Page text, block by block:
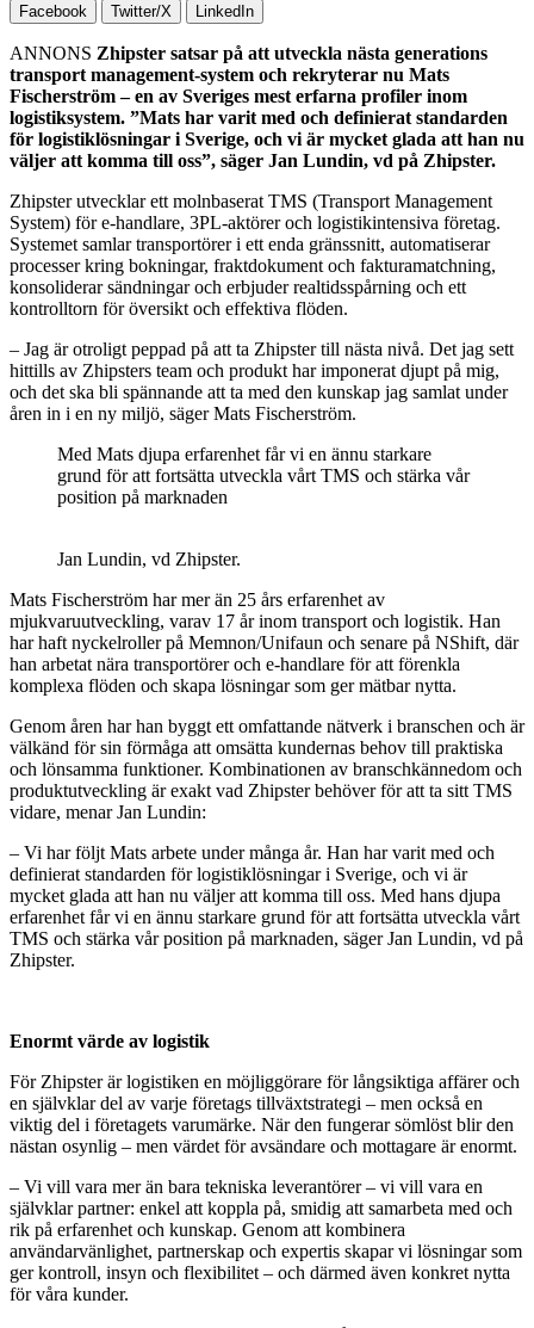
Facebook Twitter/X LinkedIn
ANNONS Zhipster satsar på att utveckla nästa generations
transport management-system och rekryterar nu Mats
Fischerström – en av Sveriges mest erfarna profiler inom
logistiksystem. ”Mats har varit med och definierat standarden
för logistiklösningar i Sverige, och vi är mycket glada att han nu
väljer att komma till oss”, säger Jan Lundin, vd på Zhipster.
Zhipster utvecklar ett molnbaserat TMS (Transport Management
System) för e-handlare, 3PL-aktörer och logistikintensiva företag.
Systemet samlar transportörer i ett enda gränssnitt, automatiserar
processer kring bokningar, fraktdokument och fakturamatchning,
konsoliderar sändningar och erbjuder realtidsspårning och ett
kontrolltorn för översikt och effektiva flöden.
– Jag är otroligt peppad på att ta Zhipster till nästa nivå. Det jag sett
hittills av Zhipsters team och produkt har imponerat djupt på mig,
och det ska bli spännande att ta med den kunskap jag samlat under
åren in i en ny miljö, säger Mats Fischerström.
Med Mats djupa erfarenhet får vi en ännu starkare
grund för att fortsätta utveckla vårt TMS och stärka vår
position på marknaden
Jan Lundin, vd Zhipster.
Mats Fischerström har mer än 25 års erfarenhet av
mjukvaruutveckling, varav 17 år inom transport och logistik. Han
har haft nyckelroller på Memnon/Unifaun och senare på NShift, där
han arbetat nära transportörer och e-handlare för att förenkla
komplexa flöden och skapa lösningar som ger mätbar nytta.
Genom åren har han byggt ett omfattande nätverk i branschen och är
välkänd för sin förmåga att omsätta kundernas behov till praktiska
och lönsamma funktioner. Kombinationen av branschkännedom och
produktutveckling är exakt vad Zhipster behöver för att ta sitt TMS
vidare, menar Jan Lundin:
– Vi har följt Mats arbete under många år. Han har varit med och
definierat standarden för logistiklösningar i Sverige, och vi är
mycket glada att han nu väljer att komma till oss. Med hans djupa
erfarenhet får vi en ännu starkare grund för att fortsätta utveckla vårt
TMS och stärka vår position på marknaden, säger Jan Lundin, vd på
Zhipster.
Enormt värde av logistik
För Zhipster är logistiken en möjliggörare för långsiktiga affärer och
en självklar del av varje företags tillväxtstrategi – men också en
viktig del i företagets varumärke. När den fungerar sömlöst blir den
nästan osynlig – men värdet för avsändare och mottagare är enormt.
– Vi vill vara mer än bara tekniska leverantörer – vi vill vara en
självklar partner: enkel att koppla på, smidig att samarbeta med och
rik på erfarenhet och kunskap. Genom att kombinera
användarvänlighet, partnerskap och expertis skapar vi lösningar som
ger kontroll, insyn och flexibilitet – och därmed även konkret nytta
för våra kunder.